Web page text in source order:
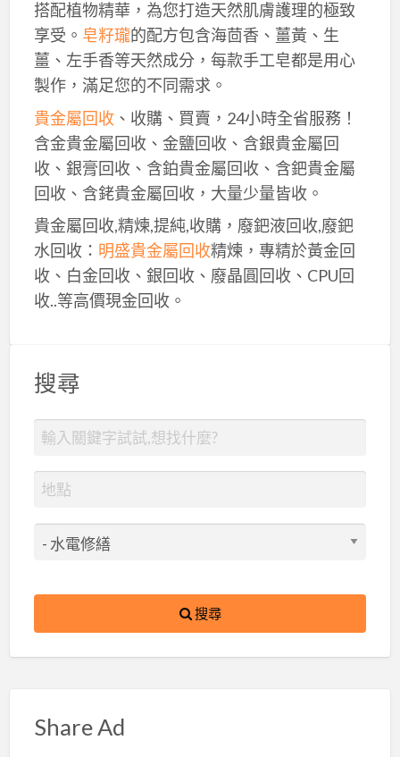
搭配植物精華，為您打造天然肌膚護理的極致
享受。 皂籽瓏的配方包含海茴香、薑黃、生
薑、左手香等天然成分，每款手工皂都是用心
製作，滿足您的不同需求。
貴金屬回收、收購、買賣，24小時全省服務！
含金貴金屬回收、金鹽回收、含銀貴金屬回
收、銀膏回收、含鉑貴金屬回收、含鈀貴金屬
回收、含銠貴金屬回收，大量少量皆收。
貴金屬回收,精煉,提純,收購，廢鈀液回收,廢鈀
水回收： 明盛貴金屬回收精煉，專精於黃金回
收、白金回收、銀回收、廢晶圓回收、CPU回
收..等高價現金回收。
搜尋
搜尋
Share Ad